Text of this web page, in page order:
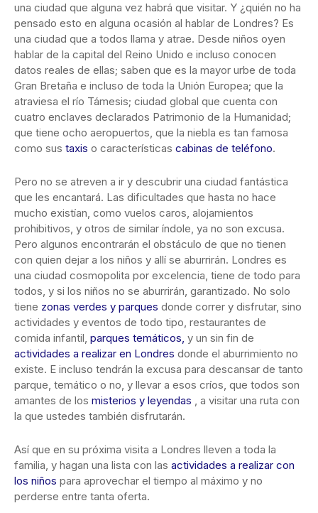
una ciudad que alguna vez habrá que visitar. Y ¿quién no ha
pensado esto en alguna ocasión al hablar de Londres? Es
una ciudad que a todos llama y atrae. Desde niños oyen
hablar de la capital del Reino Unido e incluso conocen
datos reales de ellas; saben que es la mayor urbe de toda
Gran Bretaña e incluso de toda la Unión Europea; que la
atraviesa el río Támesis; ciudad global que cuenta con
cuatro enclaves declarados Patrimonio de la Humanidad;
que tiene ocho aeropuertos, que la niebla es tan famosa
como sus taxis o características cabinas de teléfono.
Pero no se atreven a ir y descubrir una ciudad fantástica
que les encantará. Las dificultades que hasta no hace
mucho existían, como vuelos caros, alojamientos
prohibitivos, y otros de similar índole, ya no son excusa.
Pero algunos encontrarán el obstáculo de que no tienen
con quien dejar a los niños y allí se aburrirán. Londres es
una ciudad cosmopolita por excelencia, tiene de todo para
todos, y si los niños no se aburrirán, garantizado. No solo
tiene zonas verdes y parques donde correr y disfrutar, sino
actividades y eventos de todo tipo, restaurantes de
comida infantil, parques temáticos, y un sin fin de
actividades a realizar en Londres donde el aburrimiento no
existe. E incluso tendrán la excusa para descansar de tanto
parque, temático o no, y llevar a esos críos, que todos son
amantes de los misterios y leyendas , a visitar una ruta con
la que ustedes también disfrutarán.
Así que en su próxima visita a Londres lleven a toda la
familia, y hagan una lista con las actividades a realizar con
los niños para aprovechar el tiempo al máximo y no
perderse entre tanta oferta.